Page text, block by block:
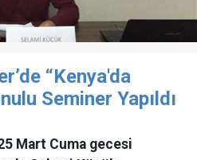
“Kenya'da
Seminer Yapıldı
Mart Cuma gecesi